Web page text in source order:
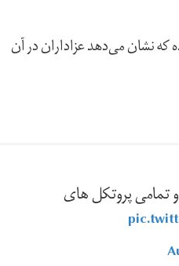
که نشان می‌دهد عزاداران در آن
تمامی پروتکل های